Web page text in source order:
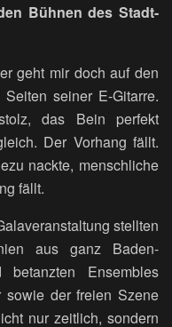
Bühnen des Stadt-
geht mir doch auf den
seiner E-Gitarre.
das Bein perfekt
Der Vorhang fällt.
nackte, menschliche
fällt.
stellten
aus ganz Baden-
betanzten Ensembles
sowie der freien Szene
nur zeitlich, sondern